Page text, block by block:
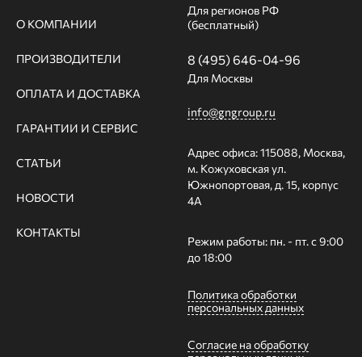
О КОМПАНИИ
ПРОИЗВОДИТЕЛИ
ОПЛАТА И ДОСТАВКА
ГАРАНТИИ И СЕРВИС
СТАТЬИ
НОВОСТИ
КОНТАКТЫ
Для регионов РФ
(бесплатный)
8 (495) 646-04-96
Для Москвы
info@gngroup.ru
Адрес офиса: 115088, Москва,
м. Кожуховская ул.
Южнопортовая, д. 15, корпус
4А
Режим работы: пн. - пт. с 9:00
до 18:00
Политика обработки
персональных данных
Согласие на обработку